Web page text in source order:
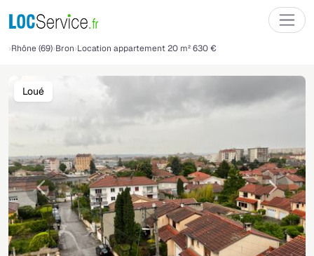
Rhône (69) Bron Location appartement 20 m² 630 €
Précédente
Loué